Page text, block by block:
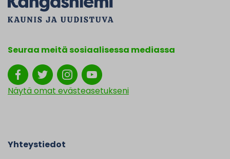
Seuraa meitä sosiaalisessa mediassa
Näytä omat evästeasetukseni
Yhteystiedot